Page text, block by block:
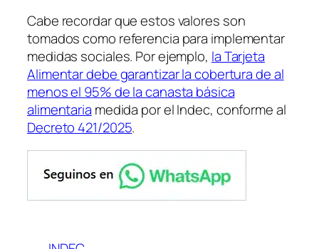
Cabe recordar que estos valores son
tomados como referencia para implementar
medidas sociales. Por ejemplo, la Tarjeta
Alimentar debe garantizar la cobertura de al
menos el 95% de la canasta básica
alimentaria medida por el Indec, conforme al
Decreto 421/2025.